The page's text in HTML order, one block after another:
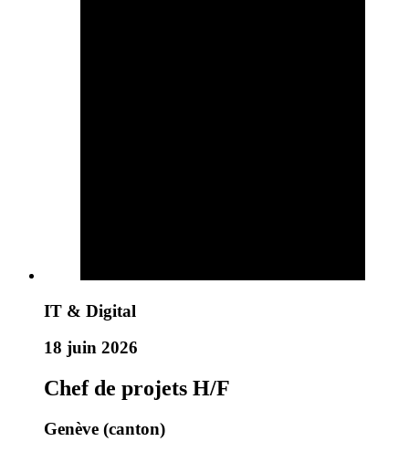
IT & Digital
18 juin 2026
Chef de projets H/F
Genève (canton)